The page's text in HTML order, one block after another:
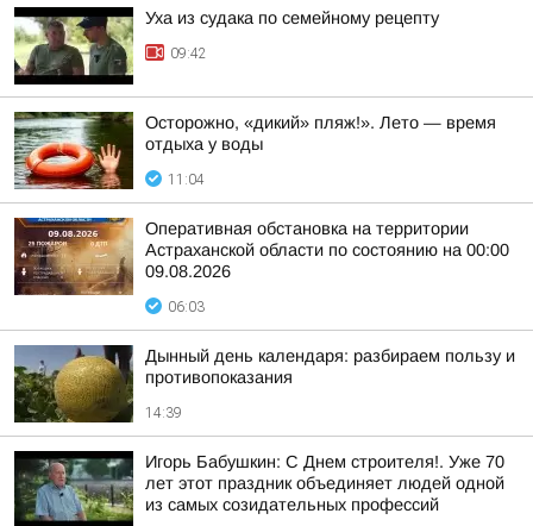
Уха из судака по семейному рецепту
09:42
Осторожно, «дикий» пляж!». Лето — время
отдыха у воды
11:04
Оперативная обстановка на территории
Астраханской области по состоянию на 00:00
09.08.2026
06:03
Дынный день календаря: разбираем пользу и
противопоказания
14:39
Игорь Бабушкин: С Днем строителя!. Уже 70
лет этот праздник объединяет людей одной
из самых созидательных профессий